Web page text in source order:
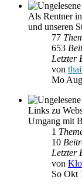
Als Rentner
und unseren
77
653
Letzter
von
Mo
Links zu
Umgang mit
1
10
Letzter
von
So Okt